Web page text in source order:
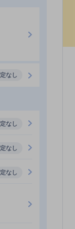
なし
なし
なし
なし